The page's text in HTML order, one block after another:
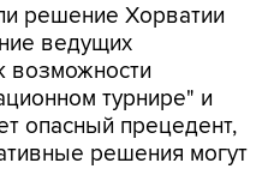
решение Хорватии
ведущих
возможности
турнире" и
опасный прецедент,
решения могут